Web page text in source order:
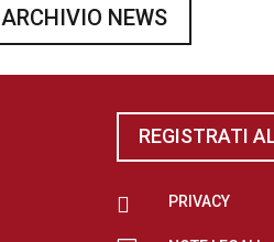
ARCHIVIO NEWS
REGISTRATI
 PRIVACY